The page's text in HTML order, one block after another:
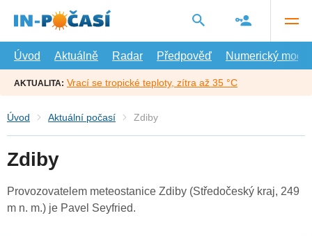
hlavní
Úvod
Aktuálně Radar Předpověď Numerický model
AKTUALITA: Vrací se tropické teploty, zítra až 35 °C
Úvod Aktuální počasí Zdiby
Zdiby
Provozovatelem meteostanice Zdiby (Středočeský kraj, 249
m n. m.) je Pavel Seyfried.